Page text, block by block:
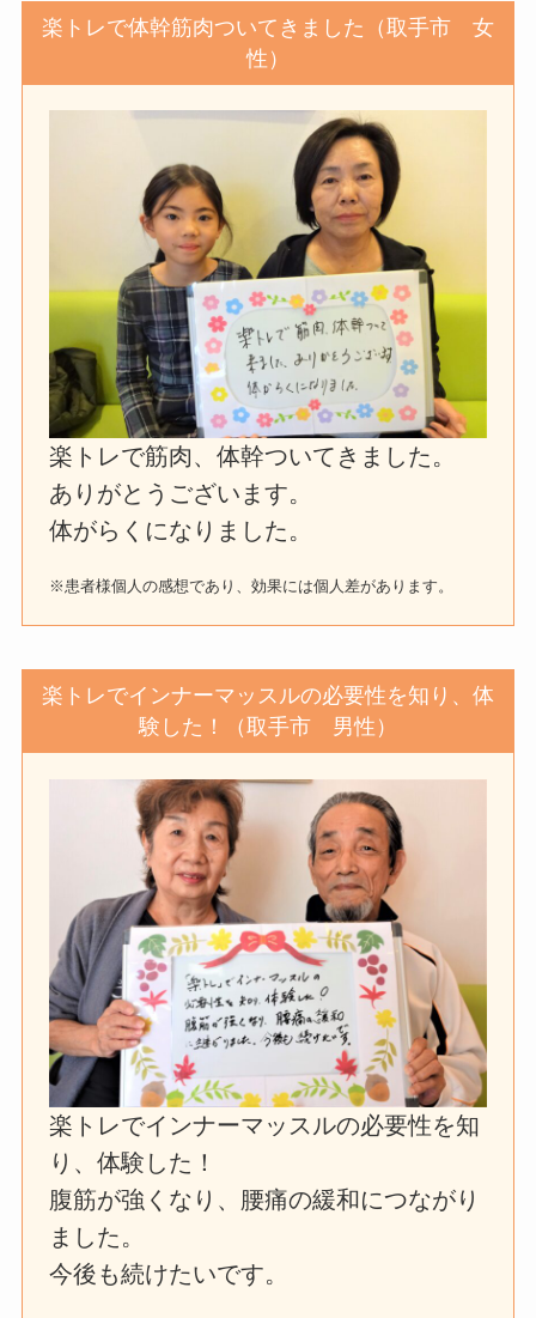
楽トレで体幹筋肉ついてきました（取手市 女
性）
楽トレで筋肉、体幹ついてきました。
ありがとうございます。
体がらくになりました。
※患者様個人の感想であり、効果には個人差があります。
楽トレでインナーマッスルの必要性を知り、体
験した！（取手市 男性）
楽トレでインナーマッスルの必要性を知
り、体験した！
腹筋が強くなり、腰痛の緩和につながり
ました。
今後も続けたいです。